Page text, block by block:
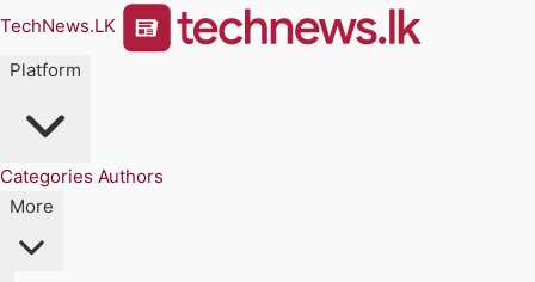
TechNews.LK
Platform
Categories Authors
More